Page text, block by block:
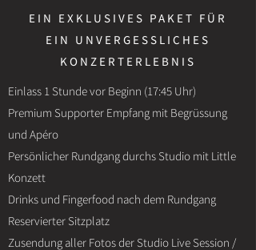
EIN EXKLUSIVES PAKET FÜR
EIN UNVERGESSLICHES
KONZERTERLEBNIS
Einlass 1 Stunde vor Beginn (17:45 Uhr)
Premium Supporter Empfang mit Begrüssung
und Apéro
Persönlicher Rundgang durchs Studio mit Little
Konzett
Drinks und Fingerfood nach dem Rundgang
Reservierter Sitzplatz
Zusendung aller Fotos der Studio Live Session /